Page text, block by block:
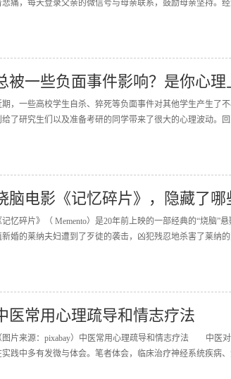
悲痛，每天登录父亲的微信号与母亲联系，鼓励母亲坚持。
被一些负面事件影响？是你心
期，一些高校学生自杀、猝死等负面事件对其他学生产生了
给了研究生们以及准备考研的同学带来了很大的心理波动。
脑电影《记忆碎片》，隐藏了哪
记忆碎片》（ Memento）是20年前上映的一部经典的“烧
新婚的莱纳夫妇遭到了歹徒的袭击，凶犯残忍地杀害了莱纳
医常用心理疏导和情志疗法
图片来源：pixabay）中医常用心理疏导和情志疗法 中医
实践中多有发微与体会。笔者体会，临床治疗神经系统疾病